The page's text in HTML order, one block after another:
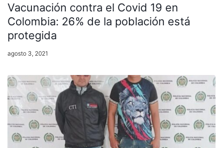
Vacunación contra el Covid 19 en
Colombia: 26% de la población está
protegida
agosto 3, 2021